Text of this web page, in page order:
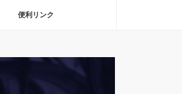
便利リンク